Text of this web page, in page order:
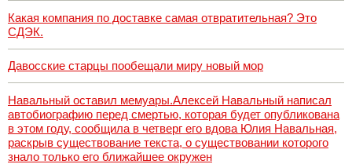
Какая компания по доставке самая отвратительная? Это
СДЭК.
Давосские старцы пообещали миру новый мор
Навальный оставил мемуары.Алексей Навальный написал
автобиографию перед смертью, которая будет опубликована
в этом году, сообщила в четверг его вдова Юлия Навальная,
раскрыв существование текста, о существовании которого
знало только его ближайшее окружен